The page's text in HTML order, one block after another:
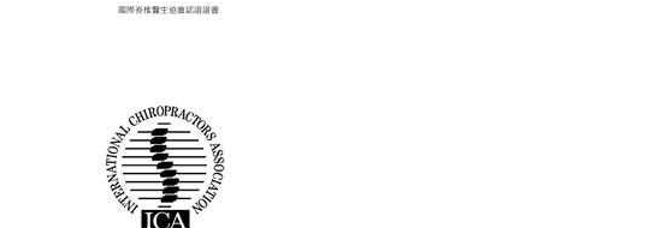
國際脊椎醫生協會認證證書